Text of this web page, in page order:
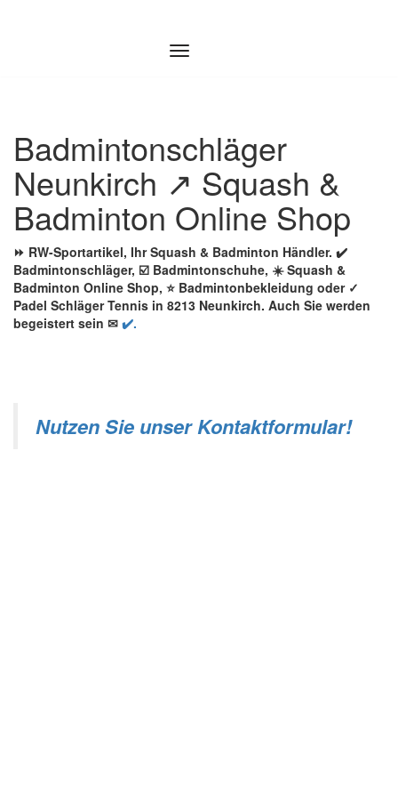
Badmintonschläger
Neunkirch ↗️ Squash &
Badminton Online Shop
⏩ RW-Sportartikel, Ihr Squash & Badminton Händler. ✔️
Badmintonschläger, ☑️ Badmintonschuhe, ☀️ Squash &
Badminton Online Shop, ⭐ Badmintonbekleidung oder ✓
Padel Schläger Tennis in 8213 Neunkirch. Auch Sie werden
begeistert sein ✉ ✔️.
Nutzen Sie unser Kontaktformular!